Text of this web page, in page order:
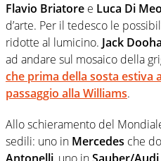
Flavio Briatore e Luca Di Meo
d’arte. Per il tedesco le
ridotte al lumicino. Jack
ad andare sul mosaico della
che prima della sosta estiva
passaggio alla Williams.
Allo schieramento del
sedili: uno in Mercedes che